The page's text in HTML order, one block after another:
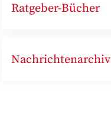
Ratgeber-Bücher
Nachrichtenarchiv